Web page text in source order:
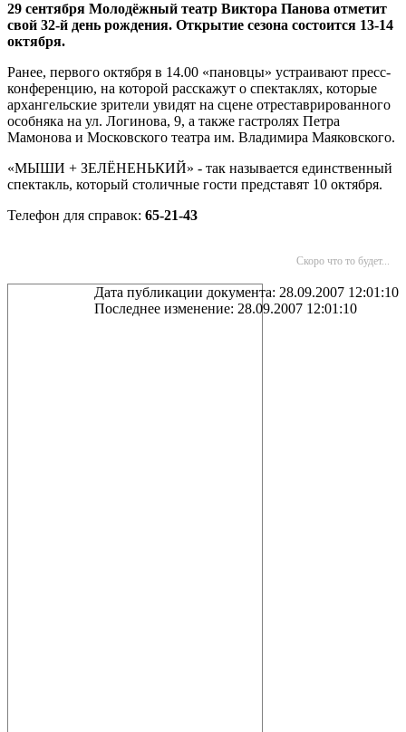
29 сентября Молодёжный театр Виктора Панова отметит
свой 32-й день рождения. Открытие сезона состоится 13-14
октября.
Ранее, первого октября в 14.00 «пановцы» устраивают пресс-
конференцию, на которой расскажут о спектаклях, которые
архангельские зрители увидят на сцене отреставрированного
особняка на ул. Логинова, 9, а также гастролях Петра
Мамонова и Московского театра им. Владимира Маяковского.
«МЫШИ + ЗЕЛЁНЕНЬКИЙ» - так называется единственный
спектакль, который столичные гости представят 10 октября.
Телефон для справок: 65-21-43
Скоро что то будет...
Дата публикации документа: 28.09.2007 12:01:10
Последнее изменение: 28.09.2007 12:01:10